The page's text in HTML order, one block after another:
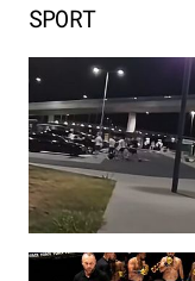
SPORT